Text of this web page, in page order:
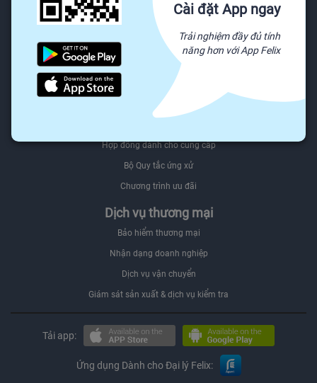
Tất cả danh mục
Yêu cầu báo giá
Sẵn sàng vận chuyển
Người mua Đối tác
Felix.store Select
Hợp đồng dành cho cung cấp
Bộ Quy tắc ứng xử
Chương trình ưu đãi
Dịch vụ thương mại
Bảo hiểm thương mại
Nhận dạng doanh nghiệp
Dịch vụ vận chuyển
Giám sát sản xuất & dịch vụ kiểm tra
Tải app:
Ứng dụng Dành cho Đại lý Felix:
Cài đặt App ngay
Trải nghiệm đầy đủ tính
năng hơn với App Felix